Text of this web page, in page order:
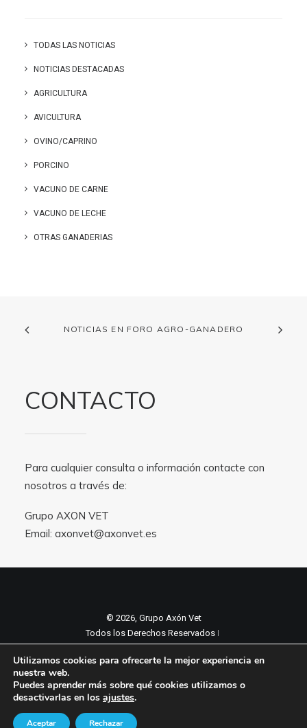
TODAS LAS NOTICIAS
NOTICIAS DESTACADAS
AGRICULTURA
AVICULTURA
OVINO/CAPRINO
PORCINO
VACUNO DE CARNE
VACUNO DE LECHE
OTRAS GANADERIAS
NOTICIAS EN FORO AGRO-GANADERO
CONTACTO
Para cualquier consulta o información contacte con
nosotros a través de:
Grupo AXON VET
Email: axonvet@axonvet.es
© 2026, Grupo Axón Vet
Todos los Derechos Reservados ǀ
Política de cookies
Utilizamos cookies para ofrecerte la mejor experiencia en
nuestra web.
Puedes aprender más sobre qué cookies utilizamos o
desactivarlas en los ajustes.
Aceptar Rechazar